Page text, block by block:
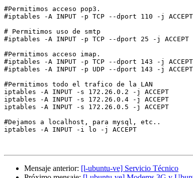
#Permitimos acceso pop3.
#iptables -A INPUT -p TCP --dport 110 -j ACCEPT
# Permitimos uso de smtp
#iptables -A INPUT -p TCP --dport 25 -j ACCEPT
#Permitimos acceso imap.
#iptables -A INPUT -p TCP --dport 143 -j ACCEPT
#iptables -A INPUT -p UDP --dport 143 -j ACCEPT
#Permitimos todo el trafico de la LAN
iptables -A INPUT -s 172.26.0.2 -j ACCEPT
iptables -A INPUT -s 172.26.0.4 -j ACCEPT
iptables -A INPUT -s 172.26.0.5 -j ACCEPT
#Dejamos a localhost, para mysql, etc..
iptables -A INPUT -i lo -j ACCEPT
Mensaje anterior: [l-ubuntu-ve] Servicio Técnico